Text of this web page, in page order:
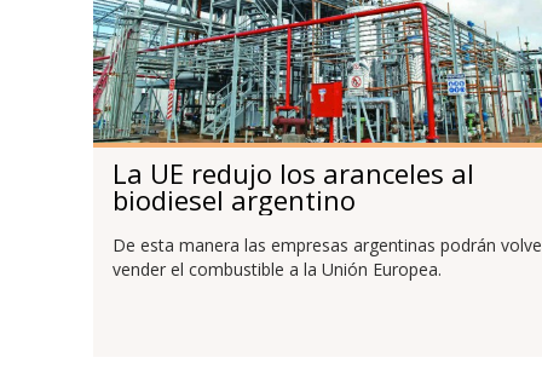
La UE redujo los aranceles al
biodiesel argentino
De esta manera las empresas argentinas podrán
vender el combustible a la Unión Europea.